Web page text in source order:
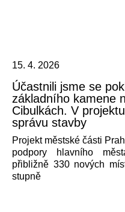
15. 4. 2026
Účastnili jsme se
základního kamene
Cibulkách. V
správu stavby
Projekt městské části
podpory hlavního
přibližně 330 nových
stupně